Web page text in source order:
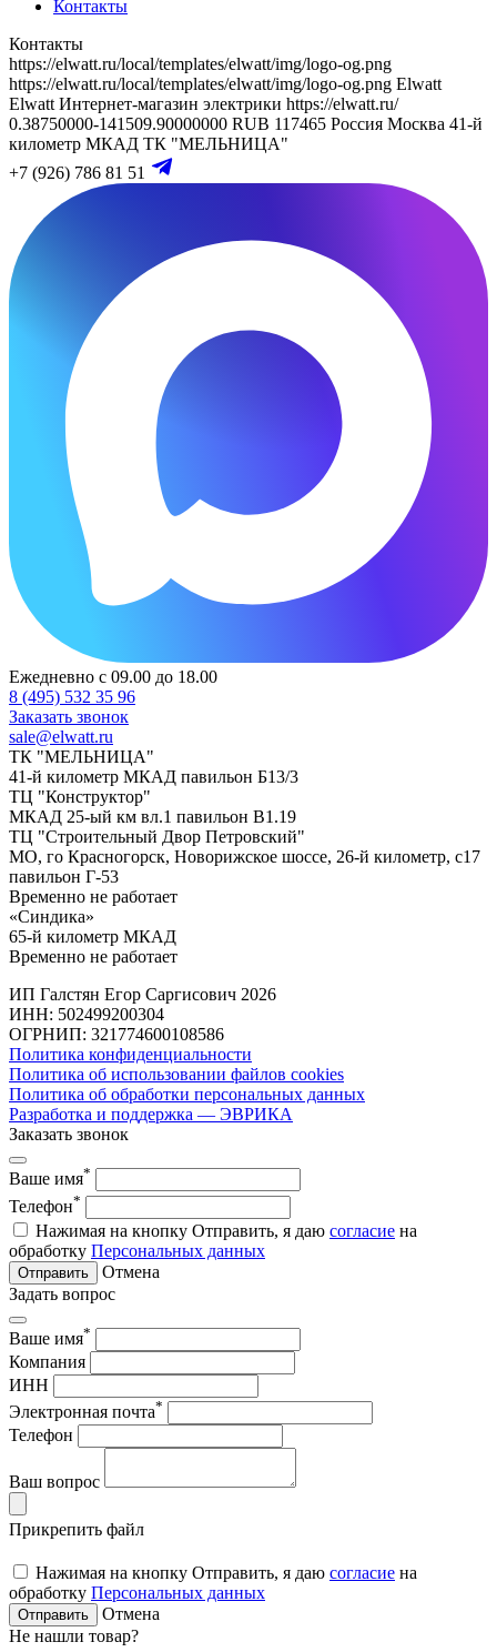
Контакты
Контакты
https://elwatt.ru/local/templates/elwatt/img/logo-og.png
https://elwatt.ru/local/templates/elwatt/img/logo-og.png Elwatt
Elwatt Интернет-магазин электрики https://elwatt.ru/
0.38750000-141509.90000000 RUB 117465 Россия Москва 41-й
километр МКАД ТК "МЕЛЬНИЦА"
+7 (926) 786 81 51
Ежедневно с 09.00 до 18.00
8 (495) 532 35 96
Заказать звонок
sale@elwatt.ru
ТК "МЕЛЬНИЦА"
41-й километр МКАД павильон Б13/3
ТЦ "Конструктор"
МКАД 25-ый км вл.1 павильон В1.19
ТЦ "Строительный Двор Петровский"
МО, го Красногорск, Новорижское шоссе, 26-й километр, с17
павильон Г-53
Временно не работает
«Синдика»
65-й километр МКАД
Временно не работает
ИП Галстян Егор Саргисович 2026
ИНН: 502499200304
ОГРНИП: 321774600108586
Политика конфиденциальности
Политика об использовании файлов cookies
Политика об обработки персональных данных
Разработка и поддержка — ЭВРИКА
Заказать звонок
Ваше имя*
Телефон*
Нажимая на кнопку Отправить, я даю согласие на
обработку Персональных данных
Отправить
Отмена
Задать вопрос
Ваше имя*
Компания
ИНН
Электронная почта*
Телефон
Ваш вопрос
Прикрепить файл
Нажимая на кнопку Отправить, я даю согласие на
обработку Персональных данных
Отправить
Отмена
Не нашли товар?